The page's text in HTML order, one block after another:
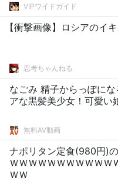
VIPワイドガイド
【衝撃画像】ロシアのイ
思考ちゃんねる
なごみ 精子からっぽに
アな黒髪美少女！可愛い
無料AV動画
ナポリタン定食(980円)
ＷＷＷＷＷＷＷＷＷＷＷ
ＷＷ